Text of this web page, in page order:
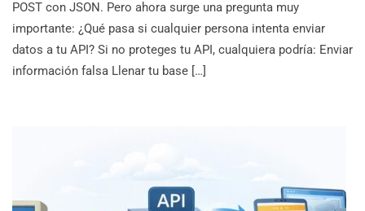
POST con JSON. Pero ahora surge una pregunta muy
importante: ¿Qué pasa si cualquier persona intenta enviar
datos a tu API? Si no proteges tu API, cualquiera podría: Enviar
información falsa Llenar tu base […]